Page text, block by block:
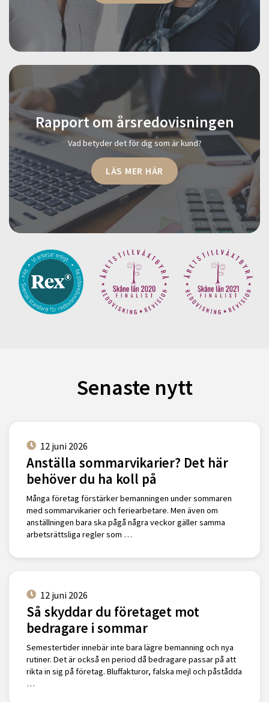
Rapport om årsredovisningen
Vad betyder det för dig som är kund?
LÄS MER HÄR
Senaste nytt
12 juni 2026
Anställa sommarvikarier? Det här
behöver du ha koll på
Många företag förstärker bemanningen under sommaren
med sommarvikarier och feriearbetare. Men även om
anställningen bara ska pågå några veckor gäller samma
arbetsrättsliga regler som …
12 juni 2026
Så skyddar du företaget mot
bedragare i sommar
Semestertider innebär inte bara lägre bemanning och nya
rutiner. Det är också en period då bedragare passar på att
rikta in sig på företag. Bluffakturor, falska mejl och påstådda
…